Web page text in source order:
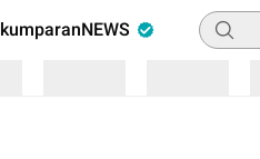
kumparanNEWS